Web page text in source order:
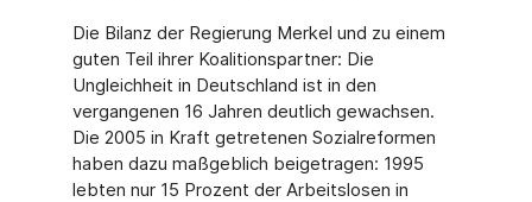
Die Bilanz der Regierung Merkel und zu einem
guten Teil ihrer Koalitionspartner: Die
Ungleichheit in Deutschland ist in den
vergangenen 16 Jahren deutlich gewachsen.
Die 2005 in Kraft getretenen Sozialreformen
haben dazu maßgeblich beigetragen: 1995
lebten nur 15 Prozent der Arbeitslosen in